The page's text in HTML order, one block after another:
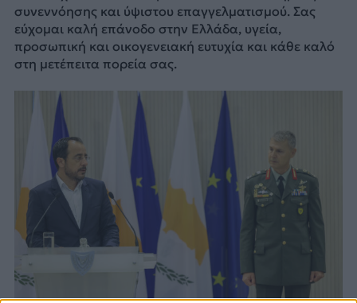
συνεννόησης και ύψιστου επαγγελματισμού. Σας
εύχομαι καλή επάνοδο στην Ελλάδα, υγεία,
προσωπική και οικογενειακή ευτυχία και κάθε καλό
στη μετέπειτα πορεία σας.